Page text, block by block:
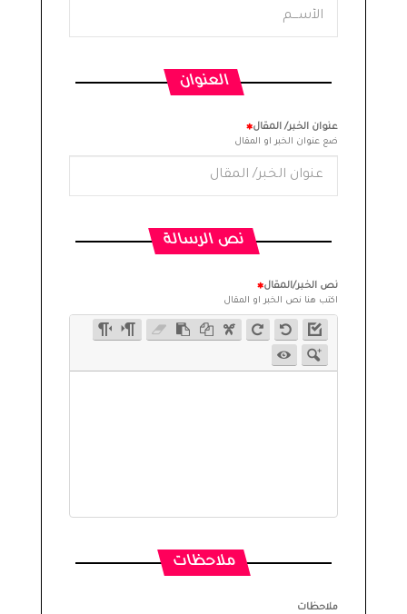
العنوان
عنوان الخبر/ المقال
ضع عنوان الخبر او المقال
نص الرسالة
نص الخبر/المقال
اكتب هنا نص الخبر او المقال
ملاحظات
ملاحظات